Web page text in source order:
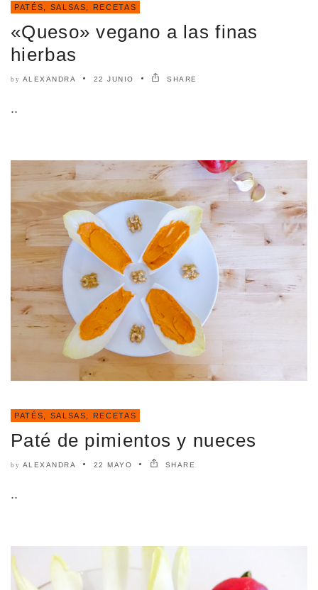
PATÉS, SALSAS RECETAS
«Queso» vegano a las finas
hierbas
by ALEXANDRA 22 JUNIO SHARE
..
PATÉS, SALSAS RECETAS
Paté de pimientos y nueces
by ALEXANDRA 22 MAYO SHARE
..